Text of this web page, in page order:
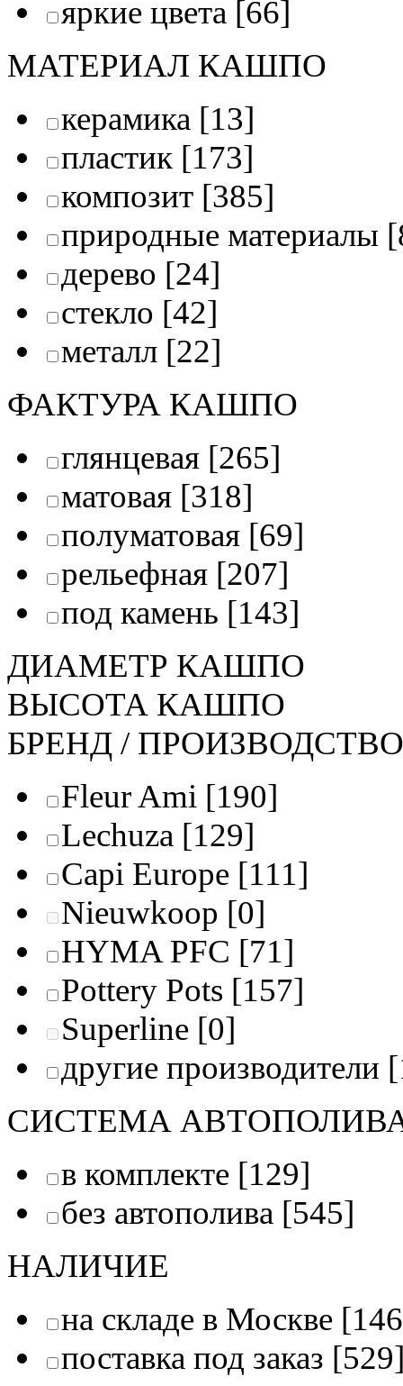
яркие цвета [66]
МАТЕРИАЛ КАШПО
керамика [13]
пластик [173]
композит [385]
природные материалы
дерево [24]
стекло [42]
металл [22]
ФАКТУРА КАШПО
глянцевая [265]
матовая [318]
полуматовая [69]
рельефная [207]
под камень [143]
ДИАМЕТР КАШПО
ВЫСОТА КАШПО
БРЕНД / ПРОИЗВОДСТВО
Fleur Ami [190]
Lechuza [129]
Capi Europe [111]
Nieuwkoop [0]
HYMA PFC [71]
Pottery Pots [157]
Superline [0]
другие производители
СИСТЕМА
в комплекте [129]
без автополива [545]
НАЛИЧИЕ
на складе в Москве
поставка под заказ